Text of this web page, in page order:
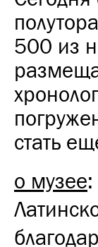
500 из
стать
о музее